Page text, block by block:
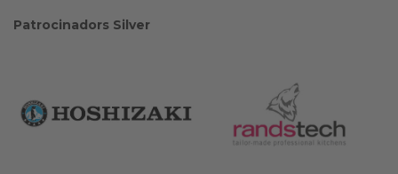
Patrocinadors Silver